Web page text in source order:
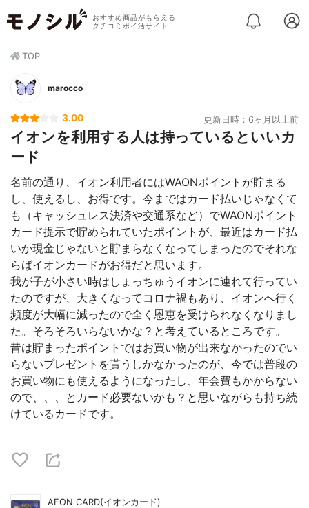
おすすめ商品がもらえる
クチコミポイ活サイト
TOP
marocco
3.00 更新日時：6ヶ月以上前
イオンを利用する人は持っているといいカ
ード
名前の通り、イオン利用者にはWAONポイントが貯まる
し、使えるし、お得です。今まではカード払いじゃなくて
も（キャッシュレス決済や交通系など）でWAONポイント
カード提示で貯められていたポイントが、最近はカード払
いか現金じゃないと貯まらなくなってしまったのでそれな
らばイオンカードがお得だと思います。
我が子が小さい時はしょっちゅうイオンに連れて行ってい
たのですが、大きくなってコロナ禍もあり、イオンへ行く
頻度が大幅に減ったので全く恩恵を受けられなくなりまし
た。そろそろいらないかな？と考えているところです。
昔は貯まったポイントではお買い物が出来なかったのでい
らないプレゼントを貰うしかなかったのが、今では普段の
お買い物にも使えるようになったし、年会費もかからない
ので、、、とカード必要ないかも？と思いながらも持ち続
けているカードです。
AEON CARD(イオンカード)